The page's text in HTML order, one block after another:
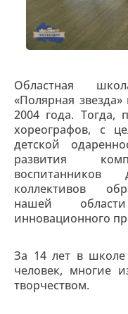
Областная
«Полярная
2004 года. Тогда,
хореографов, с
детской
развития
воспитанников
коллективов
нашей
инновационного
За 14 лет в
человек, многие
творчеством.